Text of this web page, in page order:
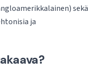
sekä
ja